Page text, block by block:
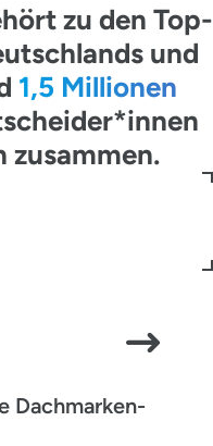
zu den Top-
und
1,5 Millionen
zusammen.
Dachmarken-